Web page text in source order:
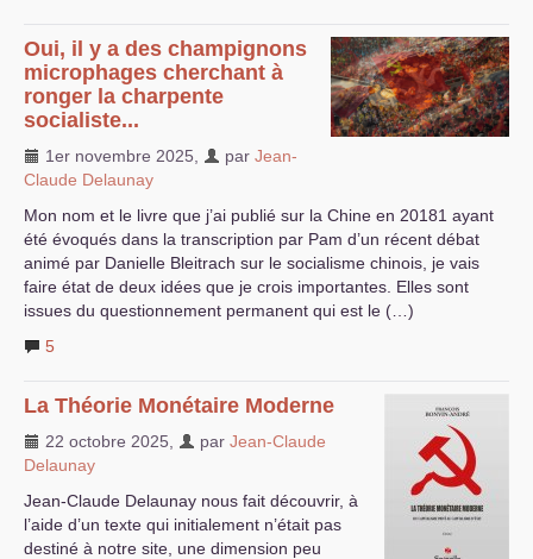
Oui, il y a des champignons
microphages cherchant à
ronger la charpente
socialiste...
1er novembre 2025 par Jean-
Claude Delaunay
Mon nom et le livre que j’ai publié sur la Chine en 20181 ayant
été évoqués dans la transcription par Pam d’un récent débat
animé par Danielle Bleitrach sur le socialisme chinois, je vais
faire état de deux idées que je crois importantes. Elles sont
issues du questionnement permanent qui est le (…)
5
La Théorie Monétaire Moderne
22 octobre 2025 par Jean-Claude
Delaunay
Jean-Claude Delaunay nous fait découvrir, à
l’aide d’un texte qui initialement n’était pas
destiné à notre site, une dimension peu